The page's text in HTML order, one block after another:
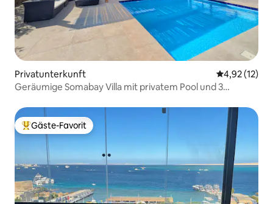
Privatunterkunft
4,92 (12)
Geräumige Somabay Villa mit privatem Pool und 3
Beliebter Gäste-Favorit.
Gäste-Favorit